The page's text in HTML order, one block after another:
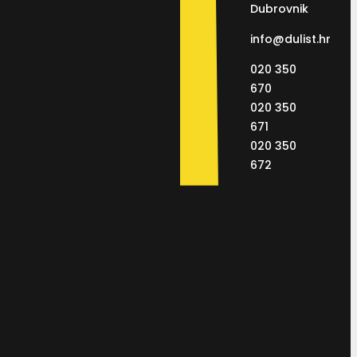
Dubrovnik
info@dulist.hr
020 350
670
020 350
671
020 350
672